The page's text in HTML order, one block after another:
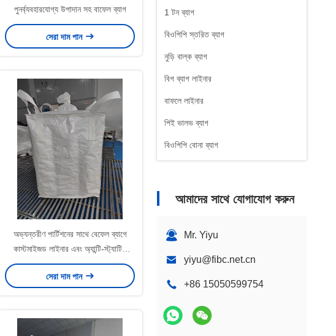
1 টন ব্যাগ
বিওপিপি স্তরিত ব্যাগ
নুড়ি বাল্ক ব্যাগ
বিগ ব্যাগ লাইনার
বাফলে লাইনার
পিই ভালভ ব্যাগ
বিওপিপি বোনা ব্যাগ
আমাদের সাথে যোগাযোগ করুন
Mr. Yiyu
yiyu@fibc.net.cn
+86 15050599754
পুনর্ব্যবহারযোগ্য উপাদান সহ বাফেল ব্যাগ
সেরা দাম পান
অভ্যন্তরীণ পার্টিশনের সাথে বেফেল ব্যাগে
কাস্টমাইজড লাইনার এবং অ্যান্টি-স্ট্যাটিক
ক্ষমতা
সেরা দাম পান